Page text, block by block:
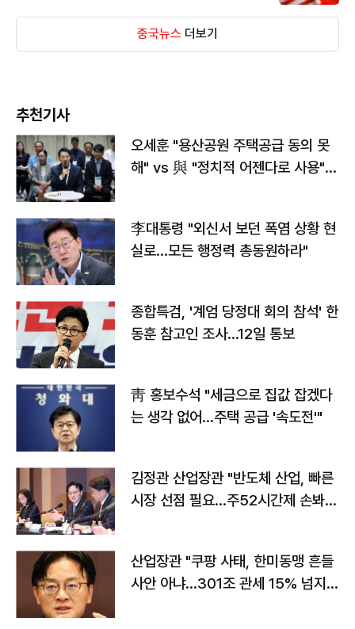
중국뉴스 더보기
추천기사
오세훈 "용산공원 주택공급 동의 못
해" vs 與 "정치적 어젠다로 사용"
李대통령 "외신서 보던 폭염 상황 현
실로…모든 행정력 총동원하라"
종합특검, '계엄 당정대 회의 참석' 한
동훈 참고인 조사...12일 통보
靑 홍보수석 "세금으로 집값 잡겠다
는 생각 없어…주택 공급 '속도전'"
김정관 산업장관 "반도체 산업, 빠른
시장 선점 필요…주52시간제 손봐
산업장관 "쿠팡 사태, 한미동맹 흔들
사안 아냐…301조 관세 15% 넘지